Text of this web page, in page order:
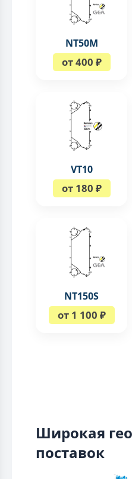
NT50M
от 400 ₽
VT10
от 180 ₽
NT150S
от 1 100 ₽
Широкая
поставок